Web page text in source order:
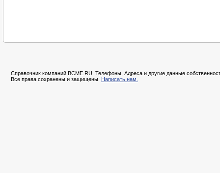
Справочник компаний BCME.RU. Телефоны, Адреса и другие данные
Все права сохранены и защищены. Написать нам.